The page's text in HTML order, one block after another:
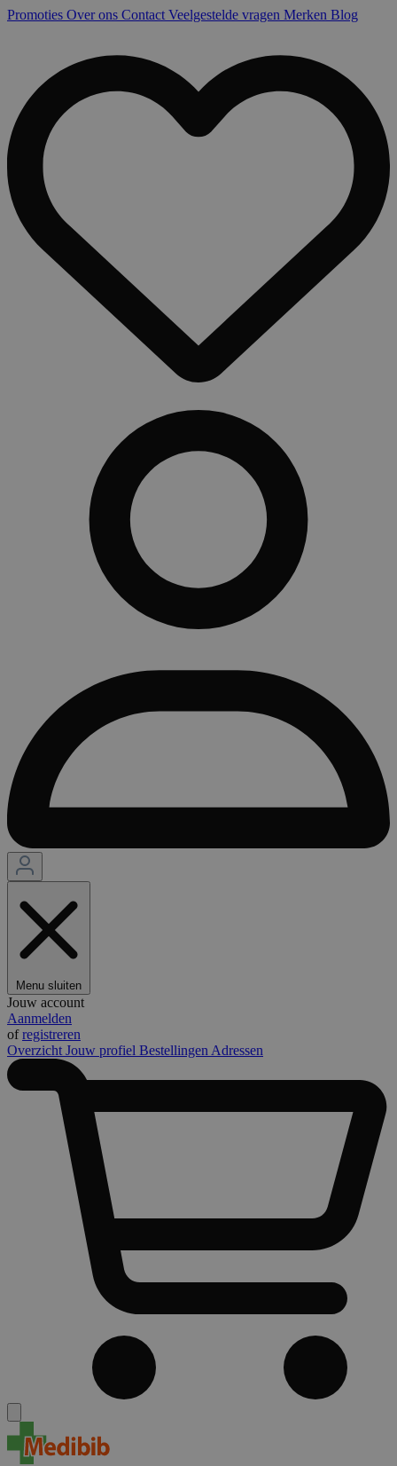
Promoties Over ons Contact Veelgestelde vragen Merken Blog
Menu sluiten
Jouw account
Aanmelden
ofregistreren
Overzicht Jouw profiel Bestellingen Adressen